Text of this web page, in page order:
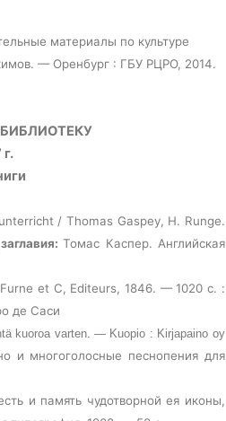
материалы по культуре
— Оренбург : ГБУ РЦРО, 2014.
/ Thomas Gaspey, H. Runge.
заглавия:Томас Каспер. Английская
et C, Editeurs, 1846. — 1020с. :
де Саси
kuoroa varten. — Kuopio : Kirjapaino oy
и многоголосные песнопения для
и память чудотворной ея иконы,